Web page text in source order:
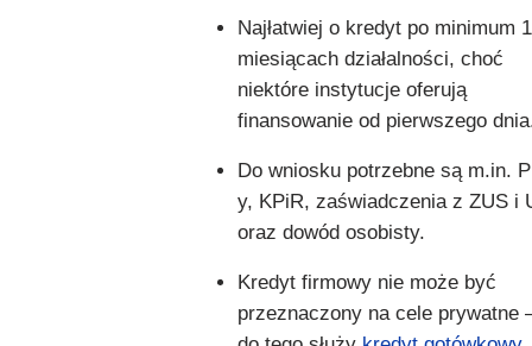
Najłatwiej o kredyt po minimum
miesiącach działalności, choć
niektóre instytucje oferują
finansowanie od pierwszego
Do wniosku potrzebne są m.in.
y, KPiR, zaświadczenia z ZUS i
oraz dowód osobisty.
Kredyt firmowy nie może być
przeznaczony na cele prywatne